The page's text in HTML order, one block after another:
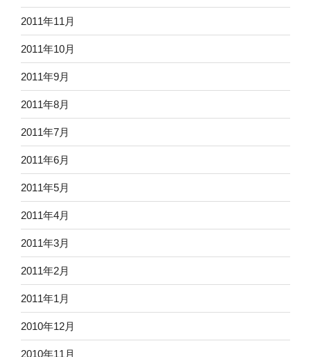
2011年11月
2011年10月
2011年9月
2011年8月
2011年7月
2011年6月
2011年5月
2011年4月
2011年3月
2011年2月
2011年1月
2010年12月
2010年11月